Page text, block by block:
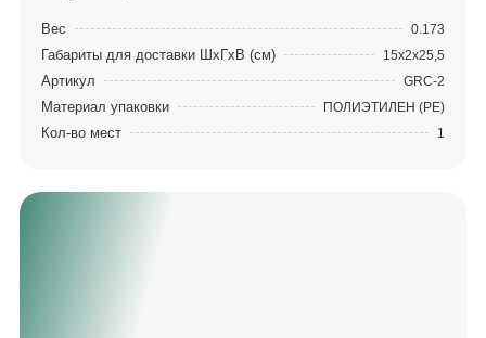
Накладка для ракетки GAMBLER VOLT M HARD
2.1MM RED
Вес 0.173
Габариты для доставки ШхГхВ (см) 15х2х25,5
Артикул GRC-2
Материал упаковки ПОЛИЭТИЛЕН (PE)
Кол-во мест 1